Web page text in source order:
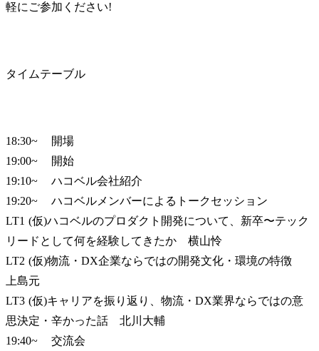
軽にご参加ください!
タイムテーブル
18:30~	開場
19:00~	開始
19:10~	ハコベル会社紹介
19:20~	ハコベルメンバーによるトークセッション
LT1	(仮)ハコベルのプロダクト開発について、新卒〜テック
リードとして何を経験してきたか	横山怜
LT2	(仮)物流・DX企業ならではの開発文化・環境の特徴
上島元
LT3	(仮)キャリアを振り返り、物流・DX業界ならではの意
思決定・辛かった話	北川大輔
19:40~	交流会